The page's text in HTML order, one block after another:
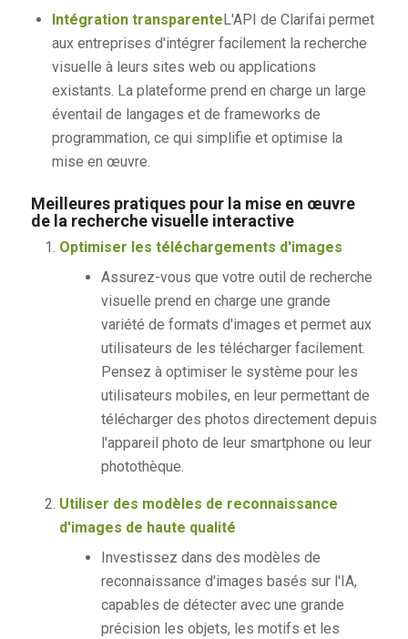
Intégration transparenteL'API de Clarifai permet
aux entreprises d'intégrer facilement la recherche
visuelle à leurs sites web ou applications
existants. La plateforme prend en charge un large
éventail de langages et de frameworks de
programmation, ce qui simplifie et optimise la
mise en œuvre.
Meilleures pratiques pour la mise en œuvre
de la recherche visuelle interactive
Optimiser les téléchargements d'images
Assurez-vous que votre outil de recherche
visuelle prend en charge une grande
variété de formats d'images et permet aux
utilisateurs de les télécharger facilement.
Pensez à optimiser le système pour les
utilisateurs mobiles, en leur permettant de
télécharger des photos directement depuis
l'appareil photo de leur smartphone ou leur
photothèque.
Utiliser des modèles de reconnaissance
d'images de haute qualité
Investissez dans des modèles de
reconnaissance d'images basés sur l'IA,
capables de détecter avec une grande
précision les objets, les motifs et les